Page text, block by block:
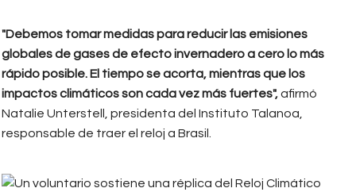
"Debemos tomar medidas para reducir las emisiones
globales de gases de efecto invernadero a cero lo más
rápido posible. El tiempo se acorta, mientras que los
impactos climáticos son cada vez más fuertes",afirmó
Natalie Unterstell, presidenta del Instituto Talanoa,
responsable de traer el reloj a Brasil.